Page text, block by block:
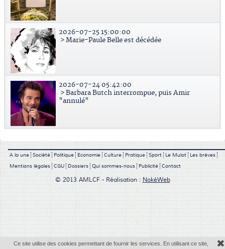
2026-07-25 15:00:00
> Marie-Paule Belle est décédée
2026-07-24 05:42:00
> Barbara Butch interrompue, puis Amir
"annulé"
A la une Société Politique Economie Culture Pratique Sport Le Mulot
Les brèves
Mentions légales CGU Dossiers Qui sommes-nous Publicité Contact
© 2013 AMLCF - Réalisation : NokéWeb
✖
Ce site utilise des cookies permettant de fournir les services. En utilisant ce site,